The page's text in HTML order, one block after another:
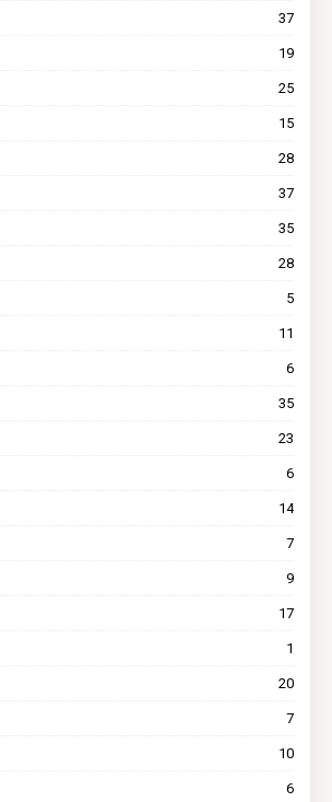
37
19
25
15
28
37
35
28
5
11
6
35
23
6
14
7
9
17
1
20
7
10
6